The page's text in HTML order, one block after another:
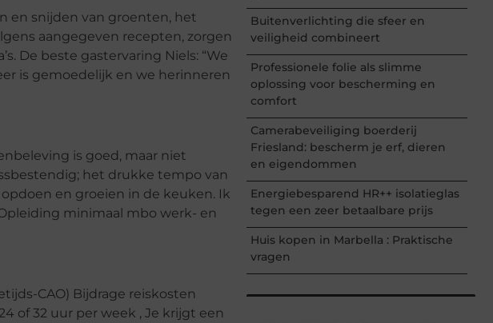
en snijden van groenten, het
aangegeven recepten, zorgen
De beste gastervaring Niels: “We
is gemoedelijk en we herinneren
is goed, maar niet
het drukke tempo van
en groeien in de keuken. Ik
minimaal mbo werk- en
CAO) Bijdrage reiskosten
of 32 uur per week , Je krijgt een
Buitenverlichting die sfeer en
veiligheid combineert
Professionele folie als slimme
oplossing voor bescherming en
comfort
Camerabeveiliging boerderij
Friesland: bescherm je erf, dieren
en eigendommen
Energiebesparend HR++ isolatieglas
tegen een zeer betaalbare prijs
Huis kopen in Marbella : Praktische
vragen